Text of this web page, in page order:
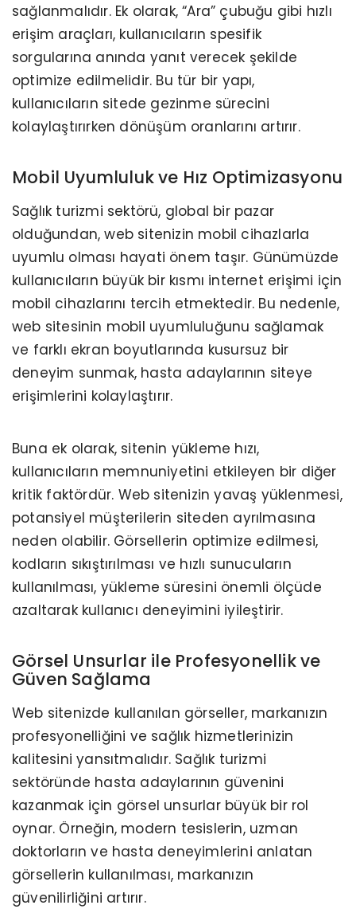
sağlanmalıdır. Ek olarak, “Ara” çubuğu gibi hızlı
erişim araçları, kullanıcıların spesifik
sorgularına anında yanıt verecek şekilde
optimize edilmelidir. Bu tür bir yapı,
kullanıcıların sitede gezinme sürecini
kolaylaştırırken dönüşüm oranlarını artırır.
Mobil Uyumluluk ve Hız Optimizasyonu
Sağlık turizmi sektörü, global bir pazar
olduğundan, web sitenizin mobil cihazlarla
uyumlu olması hayati önem taşır. Günümüzde
kullanıcıların büyük bir kısmı internet erişimi için
mobil cihazlarını tercih etmektedir. Bu nedenle,
web sitesinin mobil uyumluluğunu sağlamak
ve farklı ekran boyutlarında kusursuz bir
deneyim sunmak, hasta adaylarının siteye
erişimlerini kolaylaştırır.
Buna ek olarak, sitenin yükleme hızı,
kullanıcıların memnuniyetini etkileyen bir diğer
kritik faktördür. Web sitenizin yavaş yüklenmesi,
potansiyel müşterilerin siteden ayrılmasına
neden olabilir. Görsellerin optimize edilmesi,
kodların sıkıştırılması ve hızlı sunucuların
kullanılması, yükleme süresini önemli ölçüde
azaltarak kullanıcı deneyimini iyileştirir.
Görsel Unsurlar ile Profesyonellik ve
Güven Sağlama
Web sitenizde kullanılan görseller, markanızın
profesyonelliğini ve sağlık hizmetlerinizin
kalitesini yansıtmalıdır. Sağlık turizmi
sektöründe hasta adaylarının güvenini
kazanmak için görsel unsurlar büyük bir rol
oynar. Örneğin, modern tesislerin, uzman
doktorların ve hasta deneyimlerini anlatan
görsellerin kullanılması, markanızın
güvenilirliğini artırır.